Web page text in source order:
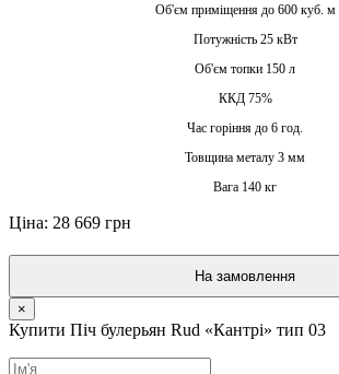
Об'єм приміщення до 600 куб. м
Потужність 25 кВт
Об'єм топки 150 л
ККД 75%
Час горіння до 6 год.
Товщина металу 3 мм
Вага 140 кг
Ціна: 28 669 грн
На замовлення
×
Купити Піч булерьян Rud «Кантрі» тип 03